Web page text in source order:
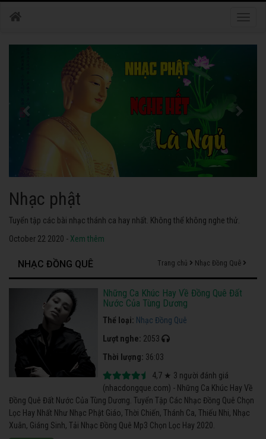
Nhạc phật
Tuyển tập các bài nhạc thánh ca hay nhất. Không thể không nghe thử.
October 22 2020 - Xem thêm
NHẠC ĐỒNG QUÊ Trang chủ Nhạc Đồng Quê
Những Ca Khúc Hay Về Đồng Quê Đất
Nước Của Tùng Dương
Thể loại: Nhạc Đồng Quê
Lượt nghe: 2053
Thời lượng: 36:03
4,7 ★ 3 người đánh giá
(nhacdongque.com) - Những Ca Khúc Hay Về
Đồng Quê Đất Nước Của Tùng Dương. Tuyển Tập Các Nhạc Đồng Quê Chọn
Lọc Hay Nhất Như Nhạc Phật Giáo, Thời Chiến, Thánh Ca, Thiếu Nhi, Nhạc
Xuân, Giáng Sinh, Tải Nhạc Đồng Quê Mp3 Chọn Lọc Hay 2020.